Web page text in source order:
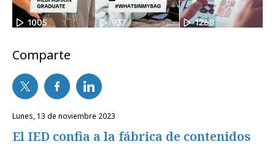
Comparte
lunes, 13 de noviembre 2023
El IED confia a la fábrica de contenidos